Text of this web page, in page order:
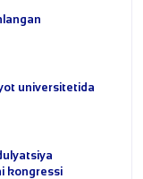
universitetida
kongressi